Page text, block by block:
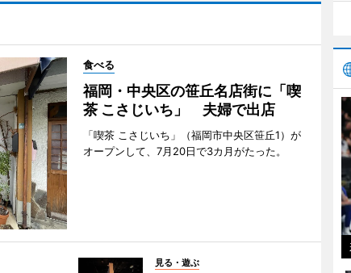
食べる
福岡・中央区の笹丘名店街に「喫
茶 こさじいち」 夫婦で出店
「喫茶 こさじいち」（福岡市中央区笹丘1）が
オープンして、7月20日で3カ月がたった。
見る・遊ぶ